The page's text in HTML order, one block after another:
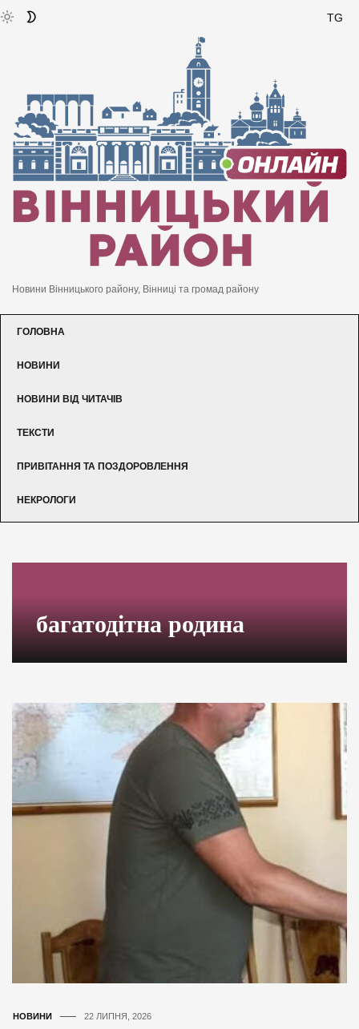
TG
Новини Вінницького району, Вінниці та громад району
ГОЛОВНА
НОВИНИ
НОВИНИ ВІД ЧИТАЧІВ
ТЕКСТИ
ПРИВІТАННЯ ТА ПОЗДОРОВЛЕННЯ
НЕКРОЛОГИ
багатодітна родина
НОВИНИ 22 ЛИПНЯ, 2026